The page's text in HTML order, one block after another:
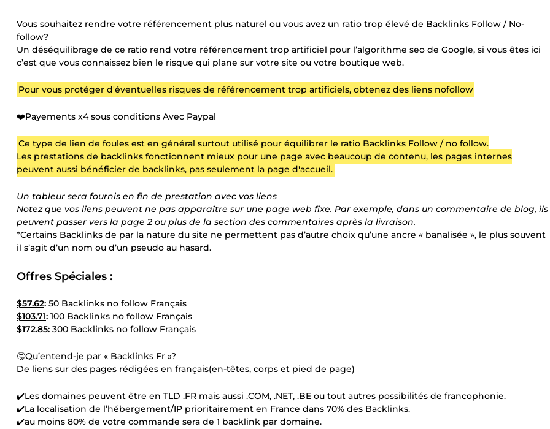
Vous souhaitez rendre votre référencement plus naturel ou vous avez un ratio trop élevé de Backlinks Follow / No-
follow?
Un déséquilibrage de ce ratio rend votre référencement trop artificiel pour l’algorithme seo de Google, si vous êtes ici
c’est que vous connaissez bien le risque qui plane sur votre site ou votre boutique web.
Pour vous protéger d'éventuelles risques de référencement trop artificiels, obtenez des liens nofollow
❤️Payements x4 sous conditions Avec Paypal
Ce type de lien de foules est en général surtout utilisé pour équilibrer le ratio Backlinks Follow / no follow.
Les prestations de backlinks fonctionnent mieux pour une page avec beaucoup de contenu, les pages internes
peuvent aussi bénéficier de backlinks, pas seulement la page d'accueil.
Un tableur sera fournis en fin de prestation avec vos liens
Notez que vos liens peuvent ne pas apparaître sur une page web fixe. Par exemple, dans un commentaire de blog, ils
peuvent passer vers la page 2 ou plus de la section des commentaires après la livraison.
*Certains Backlinks de par la nature du site ne permettent pas d’autre choix qu’une ancre « banalisée », le plus souvent
il s’agit d’un nom ou d’un pseudo au hasard.
Offres Spéciales :
$57.62: 50 Backlinks no follow Français
$103.71: 100 Backlinks no follow Français
$172.85: 300 Backlinks no follow Français
🤔Qu’entend-je par « Backlinks Fr »?
De liens sur des pages rédigées en français(en-têtes, corps et pied de page)
✔️Les domaines peuvent être en TLD .FR mais aussi .COM, .NET, .BE ou tout autres possibilités de francophonie.
✔️La localisation de l’hébergement/IP prioritairement en France dans 70% des Backlinks.
✔️au moins 80% de votre commande sera de 1 backlink par domaine.